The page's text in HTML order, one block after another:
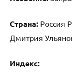
Страна: Россия
Дмитрия
Индекс: